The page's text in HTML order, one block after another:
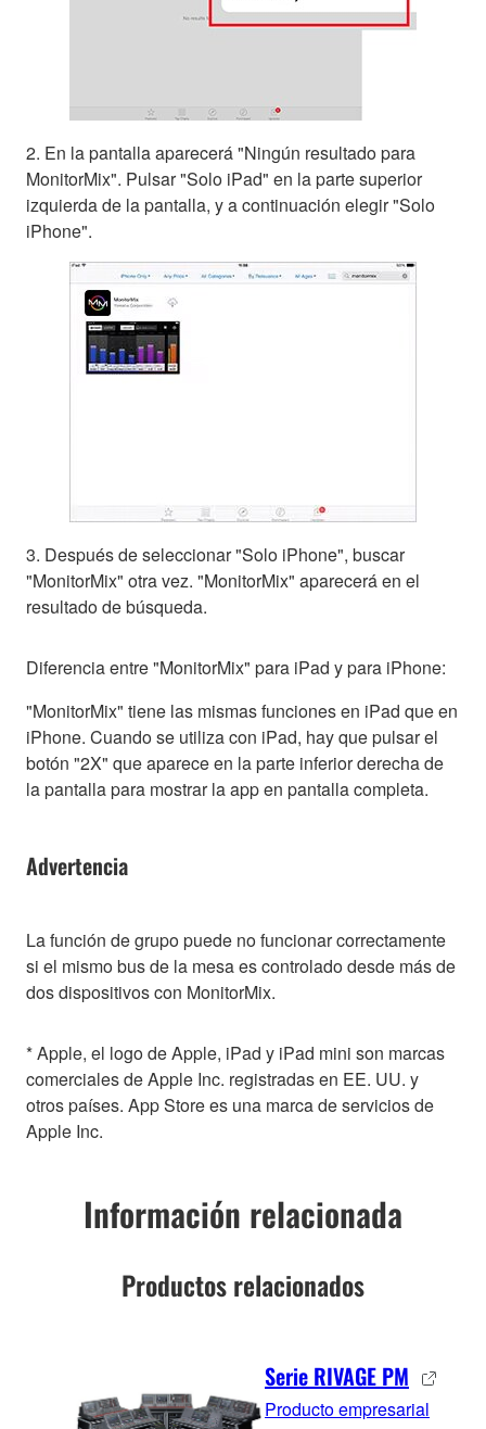
2. En la pantalla aparecerá "Ningún resultado para
MonitorMix". Pulsar "Solo iPad" en la parte superior
izquierda de la pantalla, y a continuación elegir "Solo
iPhone".
3. Después de seleccionar "Solo iPhone", buscar
"MonitorMix" otra vez. "MonitorMix" aparecerá en el
resultado de búsqueda.
Diferencia entre "MonitorMix" para iPad y para iPhone:
"MonitorMix" tiene las mismas funciones en iPad que en
iPhone. Cuando se utiliza con iPad, hay que pulsar el
botón "2X" que aparece en la parte inferior derecha de
la pantalla para mostrar la app en pantalla completa.
Advertencia
La función de grupo puede no funcionar correctamente
si el mismo bus de la mesa es controlado desde más de
dos dispositivos con MonitorMix.
* Apple, el logo de Apple, iPad y iPad mini son marcas
comerciales de Apple Inc. registradas en EE. UU. y
otros países. App Store es una marca de servicios de
Apple Inc.
Información relacionada
Productos relacionados
Serie RIVAGE PM
Producto empresarial